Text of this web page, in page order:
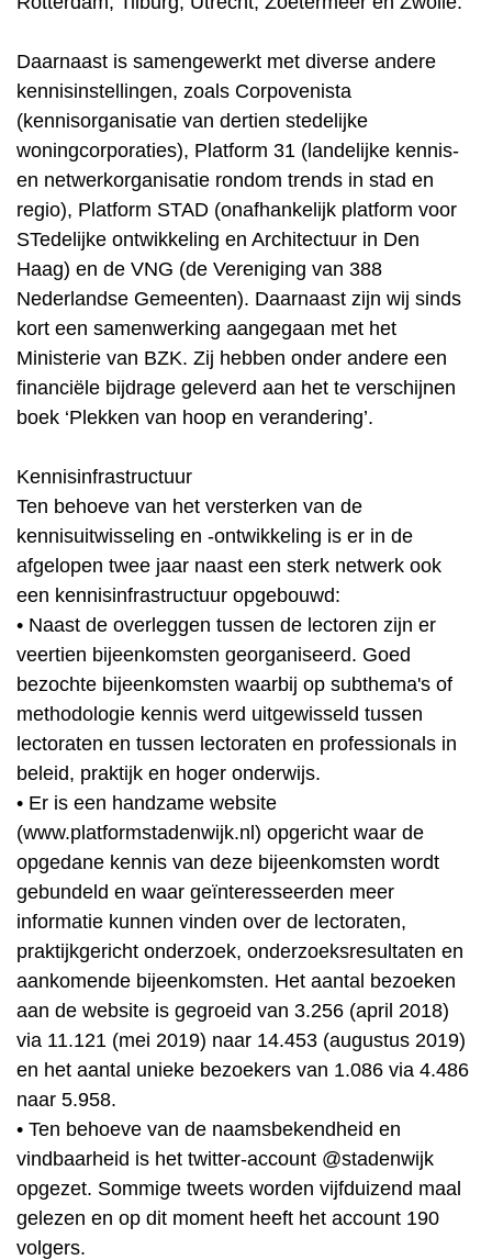
Daarnaast is samengewerkt met diverse andere
kennisinstellingen, zoals Corpovenista
(kennisorganisatie van dertien stedelijke
woningcorporaties), Platform 31 (landelijke kennis-
en netwerkorganisatie rondom trends in stad en
regio), Platform STAD (onafhankelijk platform voor
STedelijke ontwikkeling en Architectuur in Den
Haag) en de VNG (de Vereniging van 388
Nederlandse Gemeenten). Daarnaast zijn wij sinds
kort een samenwerking aangegaan met het
Ministerie van BZK. Zij hebben onder andere een
financiële bijdrage geleverd aan het te verschijnen
boek ‘Plekken van hoop en verandering’.
Kennisinfrastructuur
Ten behoeve van het versterken van de
kennisuitwisseling en -ontwikkeling is er in de
afgelopen twee jaar naast een sterk netwerk ook
een kennisinfrastructuur opgebouwd:
• Naast de overleggen tussen de lectoren zijn er
veertien bijeenkomsten georganiseerd. Goed
bezochte bijeenkomsten waarbij op subthema's of
methodologie kennis werd uitgewisseld tussen
lectoraten en tussen lectoraten en professionals in
beleid, praktijk en hoger onderwijs.
• Er is een handzame website
(www.platformstadenwijk.nl) opgericht waar de
opgedane kennis van deze bijeenkomsten wordt
gebundeld en waar geïnteresseerden meer
informatie kunnen vinden over de lectoraten,
praktijkgericht onderzoek, onderzoeksresultaten en
aankomende bijeenkomsten. Het aantal bezoeken
aan de website is gegroeid van 3.256 (april 2018)
via 11.121 (mei 2019) naar 14.453 (augustus 2019)
en het aantal unieke bezoekers van 1.086 via 4.486
naar 5.958.
• Ten behoeve van de naamsbekendheid en
vindbaarheid is het twitter-account @stadenwijk
opgezet. Sommige tweets worden vijfduizend maal
gelezen en op dit moment heeft het account 190
volgers.